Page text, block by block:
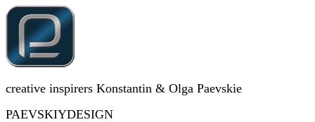
creative inspirers Konstantin & Olga Paevskie
PAEVSKIYDESIGN